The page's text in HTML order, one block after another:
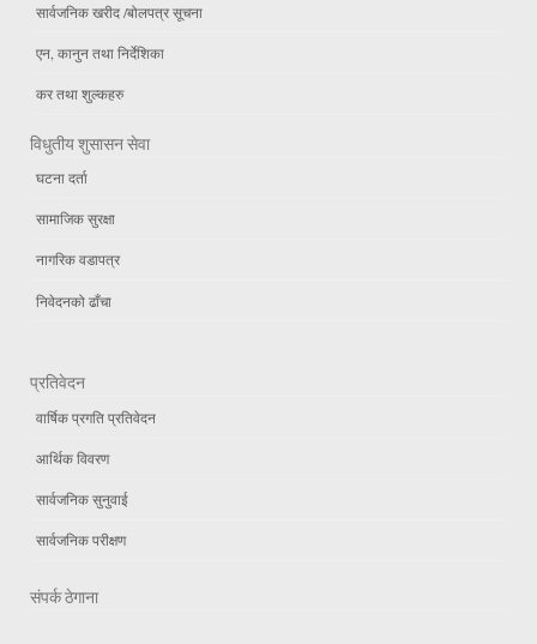
सार्वजनिक खरीद /बोलपत्र सूचना
एन, कानुन तथा निर्देशिका
कर तथा शुल्कहरु
विधुतीय शुसासन सेवा
घटना दर्ता
सामाजिक सुरक्षा
नागरिक वडापत्र
निवेदनको ढाँचा
प्रतिवेदन
वार्षिक प्रगति प्रतिवेदन
आर्थिक विवरण
सार्वजनिक सुनुवाई
सार्वजनिक परीक्षण
संपर्क ठेगाना